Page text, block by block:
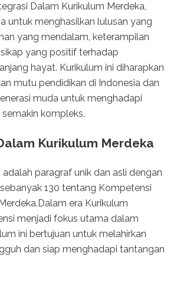
Dalam Kurikulum Merdeka,
untuk menghasilkan lulusan yang
yang mendalam, keterampilan
yang positif terhadap
hayat. Kurikulum ini diharapkan
mutu pendidikan di Indonesia dan
muda untuk menghadapi
kompleks.
Kurikulum Merdeka
adalah paragraf unik dan asli dengan
130 tentang Kompetensi
era Kurikulum
menjadi fokus utama dalam
ini bertujuan untuk melahirkan
dan siap menghadapi tantangan